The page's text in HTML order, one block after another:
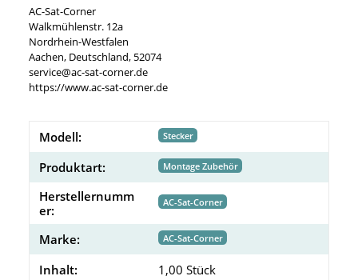
AC-Sat-Corner
Walkmühlenstr. 12a
Nordrhein-Westfalen
Aachen, Deutschland, 52074
service@ac-sat-corner.de
https://www.ac-sat-corner.de
Modell: Stecker
Produktart: Montage Zubehör
Herstellernumm
er:
AC-Sat-Corner
Marke: AC-Sat-Corner
Inhalt: 1,00 Stück